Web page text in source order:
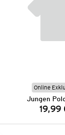
Online
Jungen
19,99